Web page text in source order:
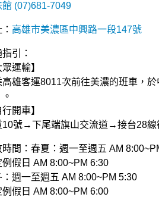
館 (07)681-7049
高雄市美濃區中興路一段147號
引：
眾運輸】
高雄客運8011次前往美濃的班車，
行開車】
10號→下尾端旗山交流道→接台28線
時間：春夏：週一至週五 AM
例假日 AM 8:00~PM 6:30
：週一至週五 AM 8:00~PM 5:30
例假日 AM 8:00~PM 6:00